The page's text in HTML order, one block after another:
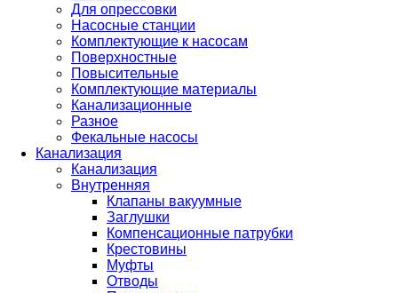
Для опрессовки
Насосные станции
Комплектующие к насосам
Поверхностные
Повысительные
Комплектующие материалы
Канализационные
Разное
Фекальные насосы
Канализация
Канализация
Внутренняя
Клапаны вакуумные
Заглушки
Компенсационные патрубки
Крестовины
Муфты
Отводы